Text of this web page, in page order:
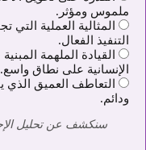
ملموس ومؤثر.
المثالية العملية
التنفيذ الفعال.
القيادة الملهمة
الإنسانية على نطاق واسع.
التعاطف العميق الذي
ودائم.
سنكشف عن تحليل